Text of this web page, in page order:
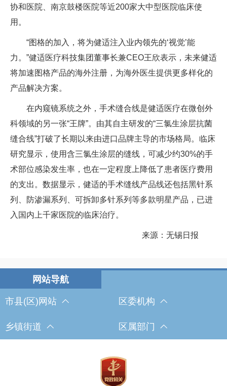
协和医院、南京鼓楼医院等近200家大中型医院临床使
用。
“图格的加入，将为健适注入业内领先的‘视觉’能
力。”健适医疗科技集团董事长兼CEO王欣表示，未来健适
将加速图格产品的海外注册，为海外医生提供更多样化的
产品解决方案。
在内窥镜系统之外，手术缝合线是健适医疗在微创外
科领域的另一张“王牌”。由其自主研发的“三氯生涂层抗菌
缝合线”打破了长期以来由进口品牌主导的市场格局。临床
研究显示，使用含三氯生涂层的缝线，可减少约30%的手
术部位感染发生率，也在一定程度上降低了患者医疗费用
的支出。数据显示，健适的手术缝线产品线还包括黑针系
列、防渗漏系列、可拆卸多针系列等多款明星产品，已进
入国内上千家医院的临床治疗。
来源：无锡日报
市县(区)网站 区委机构
乡镇街道 区属部门